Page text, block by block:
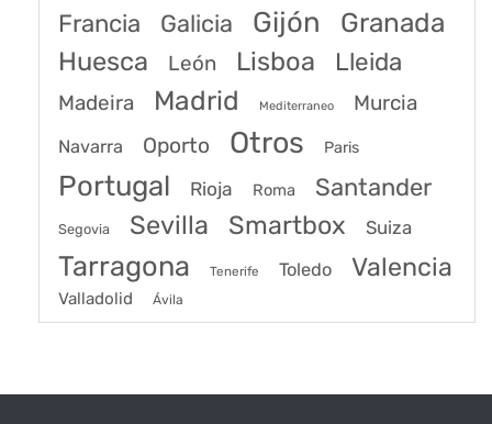
Francia Galicia Gijón Granada
Huesca León Lisboa Lleida
Madeira Madrid Mediterraneo Murcia
Navarra Oporto Otros Paris
Portugal Rioja Roma Santander
Segovia Sevilla Smartbox Suiza
Tarragona Tenerife Toledo Valencia
Valladolid Ávila